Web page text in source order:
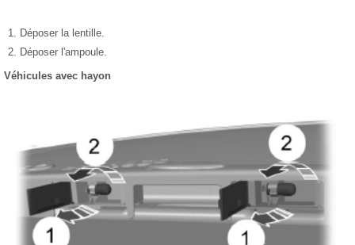
Déposer la lentille.
Déposer l'ampoule.
Véhicules avec hayon